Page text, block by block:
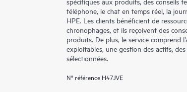
téléphone, le chat en temps réel, la
HPE. Les clients bénéficient de
chronophages, et ils reçoivent des
produits. De plus, le service comprend
exploitables, une gestion des actifs,
sélectionnées.
N° référence H47JVE